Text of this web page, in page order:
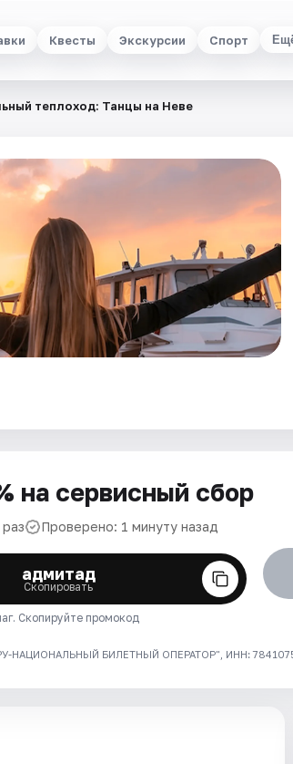
Квесты Экскурсии Спорт
теплоход: Танцы на Неве
на сервисный сбор
Проверено: 1 минуту назад
адмитад
Скопировать
Скопируйте промокод
НАЦИОНАЛЬНЫЙ БИЛЕТНЫЙ ОПЕРАТОР", ИНН: